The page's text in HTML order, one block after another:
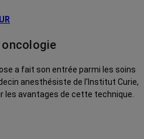
oncologie
a fait son entrée parmi les soins
anesthésiste de l'Institut Curie,
les avantages de cette technique.